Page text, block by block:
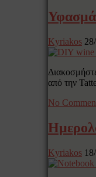
Kyriakos
από την
No
Kyriakos